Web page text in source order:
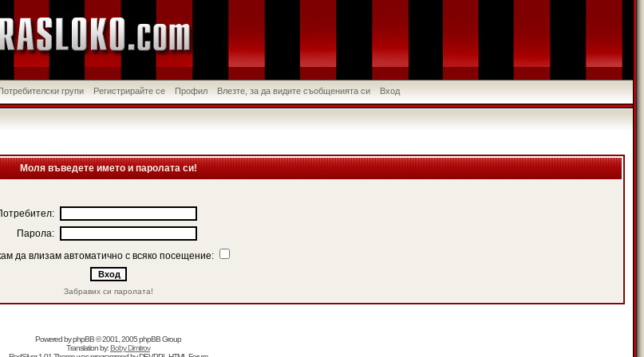
групи Регистрирайте се Профил Влезте, за да видите съобщенията си Вход
Моля въведете името и паролата си!
Парола:
да влизам автоматично с всяко посещение:
Забравих си паролата!
Powered byphpBB© 2001, 2005 phpBB Group
Translation by:Boby Dimitrov